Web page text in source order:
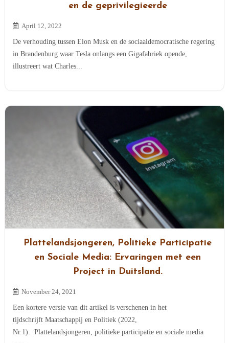
en de geprivilegieerde
April 12, 2022
De verhouding tussen Elon Musk en de sociaaldemocratische regering
in Brandenburg waar Tesla onlangs een Gigafabriek opende,
illustreert wat Charles...
Plattelandsjongeren, Politieke Participatie
en Sociale Media: Ervaringen met een
Project in Duitsland.
November 24, 2021
Een kortere versie van dit artikel is verschenen in het
tijdschrijft Maatschappij en Politiek (2022,
Nr.1): Plattelandsjongeren, politieke participatie en sociale media